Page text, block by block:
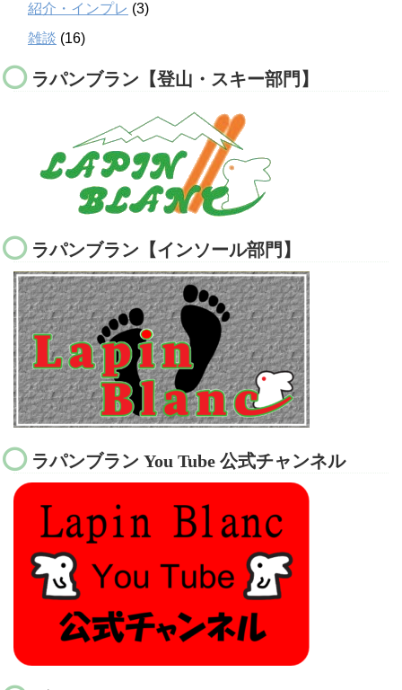
紹介・インプレ (3)
雑談 (16)
ラパンブラン【登山・スキー部門】
ラパンブラン【インソール部門】
ラパンブラン You Tube 公式チャンネル